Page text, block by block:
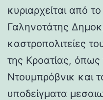
κυριαρχείται από
Γαληνοτάτης
καστροπολιτείες
της Κροατίας, όπως
Ντουμπρόβνικ και
υποδείγματα